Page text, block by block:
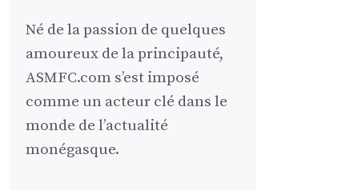
Né de la passion de quelques
amoureux de la principauté,
ASMFC.com s’est imposé
comme un acteur clé dans le
monde de l’actualité
monégasque.